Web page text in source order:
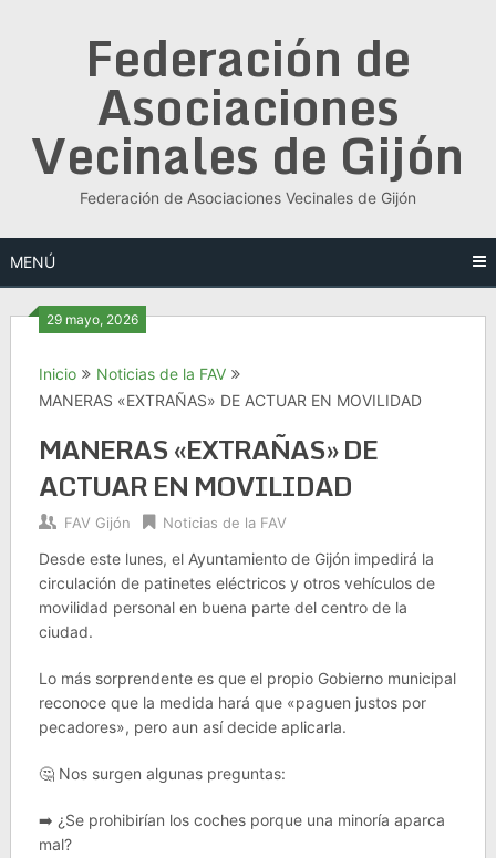
Federación de
Asociaciones
Vecinales de Gijón
Federación de Asociaciones Vecinales de Gijón
MENÚ
29 mayo, 2026
Inicio
Noticias de la FAV
MANERAS «EXTRAÑAS» DE ACTUAR EN MOVILIDAD
MANERAS «EXTRAÑAS» DE
ACTUAR EN MOVILIDAD
FAV Gijón Noticias de la FAV
Desde este lunes, el Ayuntamiento de Gijón impedirá la
circulación de patinetes eléctricos y otros vehículos de
movilidad personal en buena parte del centro de la
ciudad.
Lo más sorprendente es que el propio Gobierno municipal
reconoce que la medida hará que «paguen justos por
pecadores», pero aun así decide aplicarla.
🤔 Nos surgen algunas preguntas:
➡️ ¿Se prohibirían los coches porque una minoría aparca
mal?